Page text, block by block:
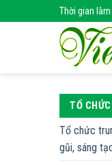
to
Thời gian
TỔ
Tổ chức
gũi, sáng